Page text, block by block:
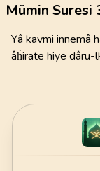
Mümin Suresi
Yâ kavmi innemâ
âḣirate hiye dâru-